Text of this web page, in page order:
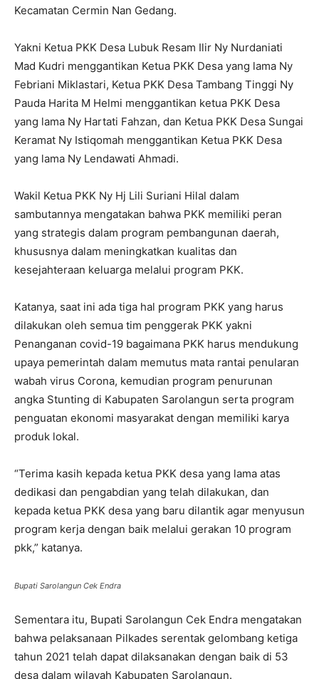
Kecamatan Cermin Nan Gedang.
Yakni Ketua PKK Desa Lubuk Resam Ilir Ny Nurdaniati
Mad Kudri menggantikan Ketua PKK Desa yang lama Ny
Febriani Miklastari, Ketua PKK Desa Tambang Tinggi Ny
Pauda Harita M Helmi menggantikan ketua PKK Desa
yang lama Ny Hartati Fahzan, dan Ketua PKK Desa Sungai
Keramat Ny Istiqomah menggantikan Ketua PKK Desa
yang lama Ny Lendawati Ahmadi.
Wakil Ketua PKK Ny Hj Lili Suriani Hilal dalam
sambutannya mengatakan bahwa PKK memiliki peran
yang strategis dalam program pembangunan daerah,
khususnya dalam meningkatkan kualitas dan
kesejahteraan keluarga melalui program PKK.
Katanya, saat ini ada tiga hal program PKK yang harus
dilakukan oleh semua tim penggerak PKK yakni
Penanganan covid-19 bagaimana PKK harus mendukung
upaya pemerintah dalam memutus mata rantai penularan
wabah virus Corona, kemudian program penurunan
angka Stunting di Kabupaten Sarolangun serta program
penguatan ekonomi masyarakat dengan memiliki karya
produk lokal.
“Terima kasih kepada ketua PKK desa yang lama atas
dedikasi dan pengabdian yang telah dilakukan, dan
kepada ketua PKK desa yang baru dilantik agar menyusun
program kerja dengan baik melalui gerakan 10 program
pkk,” katanya.
Bupati Sarolangun Cek Endra
Sementara itu, Bupati Sarolangun Cek Endra mengatakan
bahwa pelaksanaan Pilkades serentak gelombang ketiga
tahun 2021 telah dapat dilaksanakan dengan baik di 53
desa dalam wilayah Kabupaten Sarolangun.